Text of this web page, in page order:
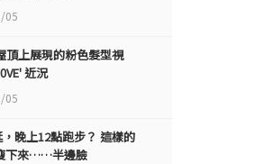
05
頂上展現的粉色髮型視
近況
05
，晚上12點跑步？ 這樣的
下來……半邊臉